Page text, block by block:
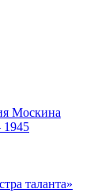
Москина
1945
таланта»